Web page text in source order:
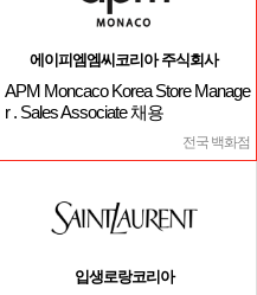
에이피엠엠씨코리아 주식회사
APM Moncaco Korea Store Manage
r . Sales Associate 채용
전국 백화점
입생로랑코리아